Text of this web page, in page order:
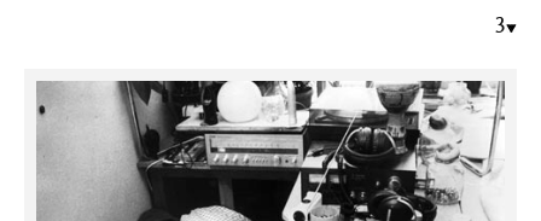
3